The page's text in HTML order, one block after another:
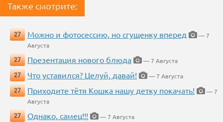
Также смотрите:
27 Можно и фотосессию, но сгущенку вперед
— 7
Августа
27
Презентация нового блюда
— 7 Августа
27
Что уставился? Целуй, давай!
— 7 Августа
27
Приходите тётя Кошка нашу детку покачать!
— 7
Августа
27
Однако, самец!!!
— 7 Августа